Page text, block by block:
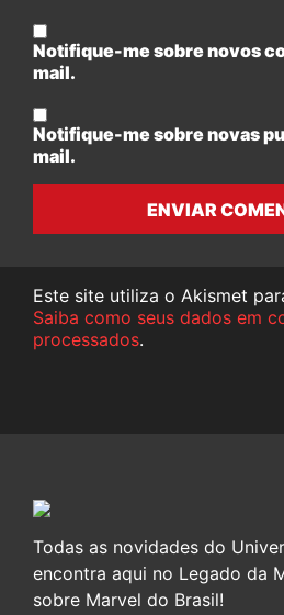
Notifique-me sobre novos
mail.
Notifique-me sobre novas
mail.
ENVIAR
Este site utiliza o Akismet
Saiba como seus dados em
processados.
Todas as novidades do
encontra aqui no Legado da
sobre Marvel do Brasil!